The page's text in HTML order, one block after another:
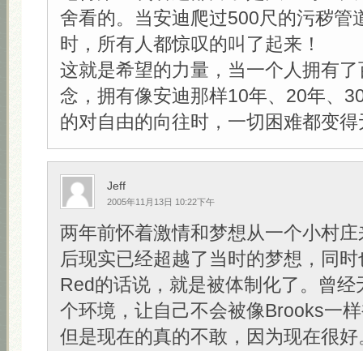
舍看的。当安迪爬过500尺的污秽管
时，所有人都惊叹的叫了起来！
这就是希望的力量，当一个人拥有
念，拥有像安迪那样10年、20年、
的对自由的向往时，一切困难都变
Jeff
2005年11月13日 10:22下午
两年前怀着激情和梦想从一个小村
后现实已经超越了当时的梦想，同
Red的话说，就是被体制化了。曾经
个环境，让自己不会被像Brooks一
但是现在的真的不敢，因为现在很